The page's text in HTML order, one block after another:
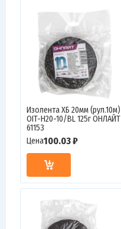
Изолента ХБ 20мм (рул.10м)
OIT-H20-10/BL 125г ОНЛАЙТ
61153
Цена100.03 ₽